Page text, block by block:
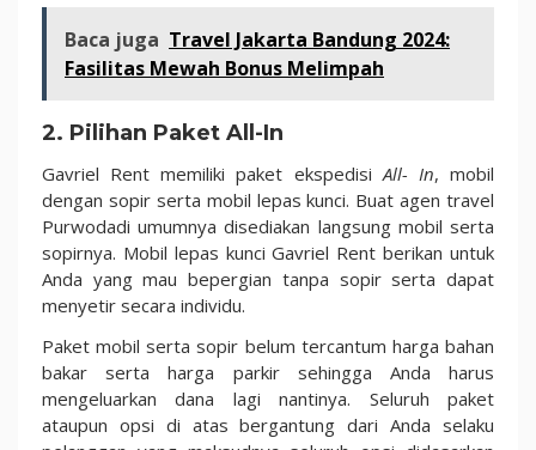
Baca juga Travel Jakarta Bandung 2024:
Fasilitas Mewah Bonus Melimpah
2. Pilihan Paket All-In
Gavriel Rent memiliki paket ekspedisiAll- In, mobil
dengan sopir serta mobil lepas kunci. Buat agen travel
Purwodadi umumnya disediakan langsung mobil serta
sopirnya. Mobil lepas kunci Gavriel Rent berikan untuk
Anda yang mau bepergian tanpa sopir serta dapat
menyetir secara individu.
Paket mobil serta sopir belum tercantum harga bahan
bakar serta harga parkir sehingga Anda harus
mengeluarkan dana lagi nantinya. Seluruh paket
ataupun opsi di atas bergantung dari Anda selaku